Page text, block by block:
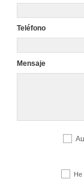
Teléfono
Mensaje